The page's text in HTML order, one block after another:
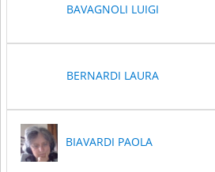
BAVAGNOLI LUIGI
BERNARDI LAURA
BIAVARDI PAOLA